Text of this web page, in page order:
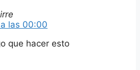
las 00:00
que hacer esto